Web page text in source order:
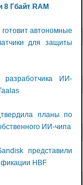
8 Гбайт RAM
готовит автономные
для защиты
разработчика ИИ-
планы по
ИИ-чипа
представили
HBF